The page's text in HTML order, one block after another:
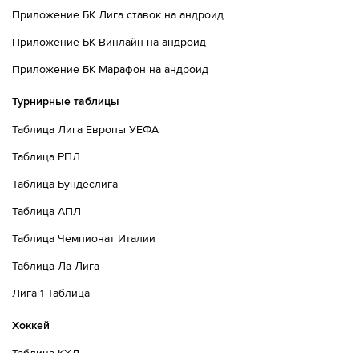
Приложение БК Лига ставок на андроид
Приложение БК Винлайн на андроид
Приложение БК Марафон на андроид
Турнирные таблицы
Таблица Лига Европы УЕФА
Таблица РПЛ
Таблица Бундеслига
Таблица АПЛ
Таблица Чемпионат Италии
Таблица Ла Лига
Лига 1 Таблица
Хоккей